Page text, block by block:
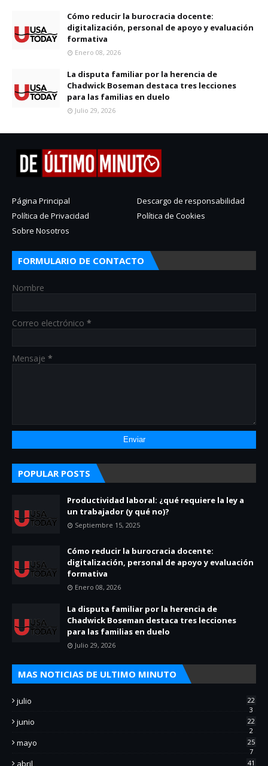
Cómo reducir la burocracia docente:
digitalización, personal de apoyo y evaluación
formativa
Enero 08, 2026
La disputa familiar por la herencia de
Chadwick Boseman destaca tres lecciones
para las familias en duelo
Julio 29, 2026
Página Principal
Descargo de responsabilidad
Política de Privacidad
Política de Cookies
Sobre Nosotros
FORMULARIO DE CONTACTO
Nombre
Correo electrónico *
Mensaje *
POPULAR POSTS
Productividad laboral: ¿qué requiere la ley a
un trabajador (y qué no)?
Septiembre 15, 2025
Cómo reducir la burocracia docente:
digitalización, personal de apoyo y evaluación
formativa
Enero 08, 2026
La disputa familiar por la herencia de
Chadwick Boseman destaca tres lecciones
para las familias en duelo
Julio 29, 2026
MAS NOTICIAS DE ULTIMO MINUTO
julio
22
3
junio
22
2
mayo
25
7
abril
41